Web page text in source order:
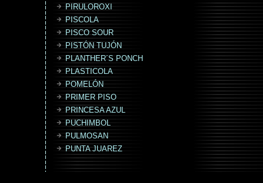
PIRULOROXI
PISCOLA
PISCO SOUR
PISTÓN TUJÓN
PLANTHER´S PONCH
PLASTICOLA
POMELÓN
PRIMER PISO
PRINCESA AZUL
PUCHIMBOL
PULMOSAN
PUNTA JUAREZ